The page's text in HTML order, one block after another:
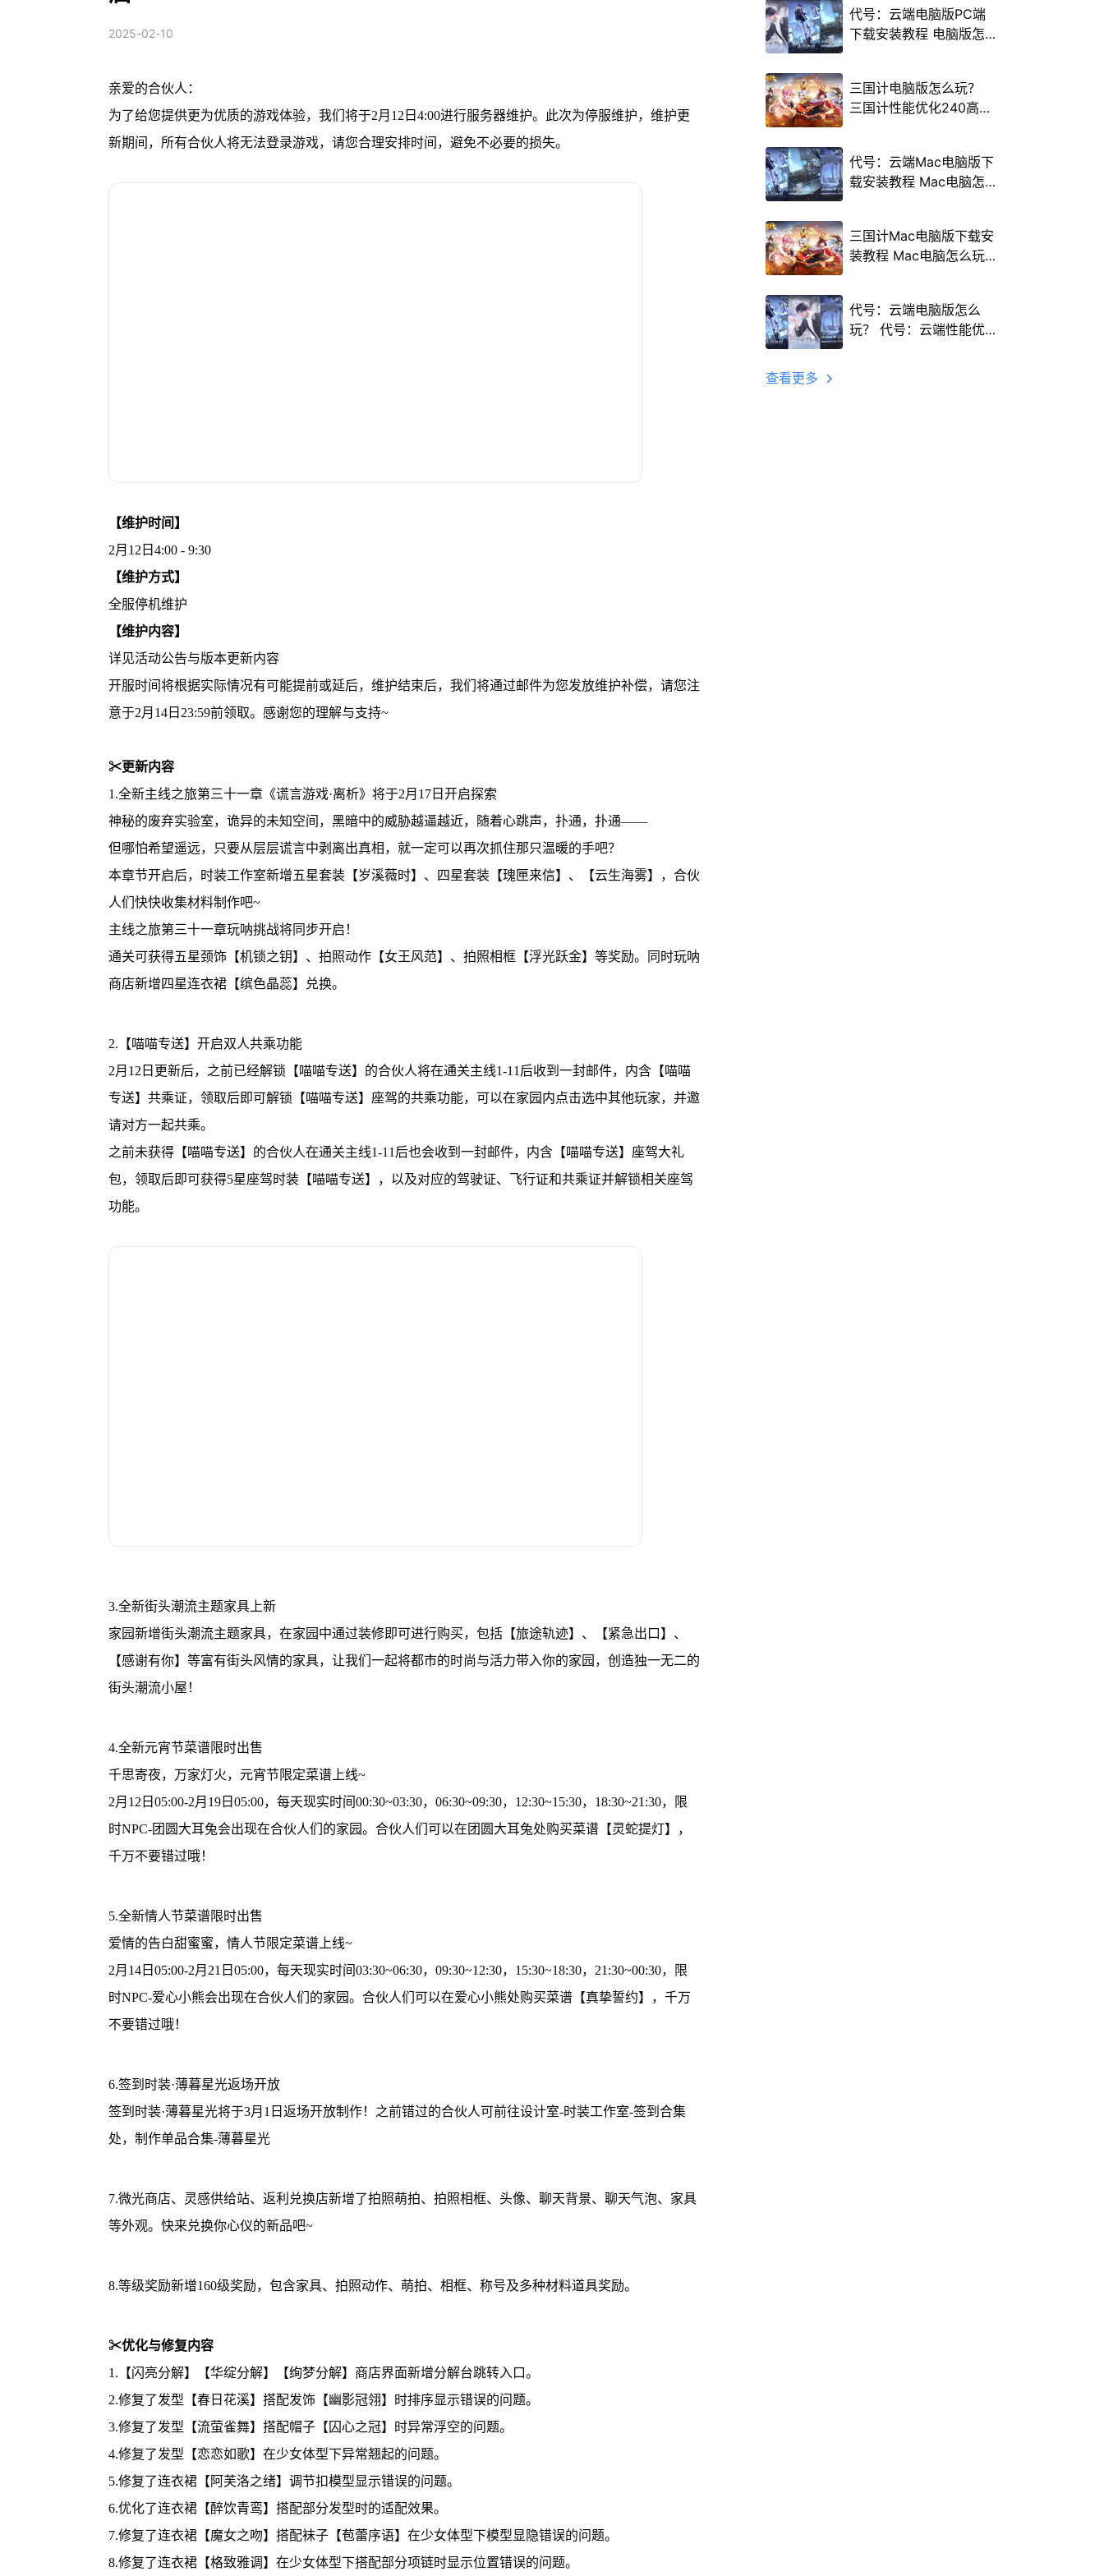
2025-02-10
亲爱的合伙人：
为了给您提供更为优质的游戏体验，我们将于2月12日4:00进行服务器维护。此次为停服维护，维护更
新期间，所有合伙人将无法登录游戏，请您合理安排时间，避免不必要的损失。
【维护时间】
2月12日4:00 - 9:30
【维护方式】
全服停机维护
【维护内容】
详见活动公告与版本更新内容
开服时间将根据实际情况有可能提前或延后，维护结束后，我们将通过邮件为您发放维护补偿，请您注
意于2月14日23:59前领取。感谢您的理解与支持~
✂更新内容
1.全新主线之旅第三十一章《谎言游戏·离析》将于2月17日开启探索
神秘的废弃实验室，诡异的未知空间，黑暗中的威胁越逼越近，随着心跳声，扑通，扑通——
但哪怕希望遥远，只要从层层谎言中剥离出真相，就一定可以再次抓住那只温暖的手吧？
本章节开启后，时装工作室新增五星套装【岁溪薇时】、四星套装【瑰匣来信】、【云生海雾】，合伙
人们快快收集材料制作吧~
主线之旅第三十一章玩呐挑战将同步开启！
通关可获得五星颈饰【机锁之钥】、拍照动作【女王风范】、拍照相框【浮光跃金】等奖励。同时玩呐
商店新增四星连衣裙【缤色晶蕊】兑换。
2.【喵喵专送】开启双人共乘功能
2月12日更新后，之前已经解锁【喵喵专送】的合伙人将在通关主线1-11后收到一封邮件，内含【喵喵
专送】共乘证，领取后即可解锁【喵喵专送】座驾的共乘功能，可以在家园内点击选中其他玩家，并邀
请对方一起共乘。
之前未获得【喵喵专送】的合伙人在通关主线1-11后也会收到一封邮件，内含【喵喵专送】座驾大礼
包，领取后即可获得5星座驾时装【喵喵专送】，以及对应的驾驶证、飞行证和共乘证并解锁相关座驾
功能。
3.全新街头潮流主题家具上新
家园新增街头潮流主题家具，在家园中通过装修即可进行购买，包括【旅途轨迹】、【紧急出口】、
【感谢有你】等富有街头风情的家具，让我们一起将都市的时尚与活力带入你的家园，创造独一无二的
街头潮流小屋！
4.全新元宵节菜谱限时出售
千思寄夜，万家灯火，元宵节限定菜谱上线~
2月12日05:00-2月19日05:00，每天现实时间00:30~03:30，06:30~09:30，12:30~15:30，18:30~21:30，限
时NPC-团圆大耳兔会出现在合伙人们的家园。合伙人们可以在团圆大耳兔处购买菜谱【灵蛇提灯】，
千万不要错过哦！
5.全新情人节菜谱限时出售
爱情的告白甜蜜蜜，情人节限定菜谱上线~
2月14日05:00-2月21日05:00，每天现实时间03:30~06:30，09:30~12:30，15:30~18:30，21:30~00:30，限
时NPC-爱心小熊会出现在合伙人们的家园。合伙人们可以在爱心小熊处购买菜谱【真挚誓约】，千万
不要错过哦！
6.签到时装·薄暮星光返场开放
签到时装·薄暮星光将于3月1日返场开放制作！之前错过的合伙人可前往设计室-时装工作室-签到合集
处，制作单品合集-薄暮星光
7.微光商店、灵感供给站、返利兑换店新增了拍照萌拍、拍照相框、头像、聊天背景、聊天气泡、家具
等外观。快来兑换你心仪的新品吧~
8.等级奖励新增160级奖励，包含家具、拍照动作、萌拍、相框、称号及多种材料道具奖励。
✂优化与修复内容
1.【闪亮分解】【华绽分解】【绚梦分解】商店界面新增分解台跳转入口。
2.修复了发型【春日花溪】搭配发饰【幽影冠翎】时排序显示错误的问题。
3.修复了发型【流萤雀舞】搭配帽子【囚心之冠】时异常浮空的问题。
4.修复了发型【恋恋如歌】在少女体型下异常翘起的问题。
5.修复了连衣裙【阿芙洛之绪】调节扣模型显示错误的问题。
6.优化了连衣裙【醉饮青鸾】搭配部分发型时的适配效果。
7.修复了连衣裙【魔女之吻】搭配袜子【苞蕾序语】在少女体型下模型显隐错误的问题。
8.修复了连衣裙【格致雅调】在少女体型下搭配部分项链时显示位置错误的问题。
代号：云端电脑版PC端
下载安装教程 电脑版怎
三国计电脑版怎么玩？
三国计性能优化240高帧
代号：云端Mac电脑版下
载安装教程 Mac电脑怎
三国计Mac电脑版下载安
装教程 Mac电脑怎么玩
代号：云端电脑版怎么
玩？ 代号：云端性能优
查看更多